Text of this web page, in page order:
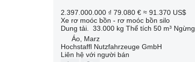
2.397.000.000 ₫ 79.080 € ≈ 91.370 US$
Xe rơ moóc bồn - rơ moóc bồn silo
Dung tải.
33.000 kg Thể tích 50 m³ Ngừng
Áo, Marz
Hochstaffl Nutzfahrzeuge GmbH
Liên hệ với người bán